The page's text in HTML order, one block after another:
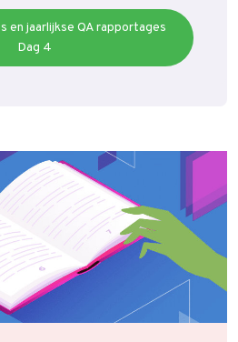
en jaarlijkse QA rapportages
Dag 4